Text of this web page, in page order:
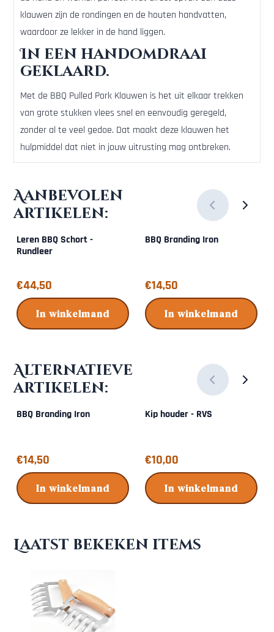
klauwen zijn de rondingen en de houten handvatten,
waardoor ze lekker in de hand liggen.
In een handomdraai
geklaard.
Met de BBQ Pulled Pork Klauwen is het uit elkaar trekken
van grote stukken vlees snel en eenvoudig geregeld,
zonder al te veel gedoe. Dat maakt deze klauwen het
hulpmiddel dat niet in jouw uitrusting mag ontbreken.
Aanbevolen
artikelen:
Leren BBQ Schort -
Rundleer
Prijs: 44,50
€44,50
In winkelmand
BBQ Branding Iron
Prijs: 14,50
€14,50
In winkelmand
Alternatieve
artikelen:
BBQ Branding Iron
Prijs: 14,50
€14,50
In winkelmand
Kip houder - RVS
Prijs: 10,00
€10,00
In winkelmand
Laatst bekeken items